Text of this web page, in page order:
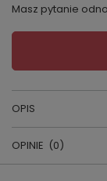
Masz pytanie
OPIS
Jeśli
OPINIE (0)